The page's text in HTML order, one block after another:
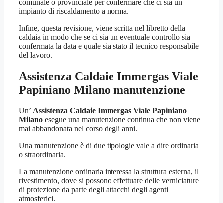
comunale o provinciale per confermare che ci sia un
impianto di riscaldamento a norma.
Infine, questa revisione, viene scritta nel libretto della
caldaia in modo che se ci sia un eventuale controllo sia
confermata la data e quale sia stato il tecnico responsabile
del lavoro.
Assistenza Caldaie Immergas Viale
Papiniano Milano manutenzione
Un’ Assistenza Caldaie Immergas Viale Papiniano
Milano esegue una manutenzione continua che non viene
mai abbandonata nel corso degli anni.
Una manutenzione è di due tipologie vale a dire ordinaria
o straordinaria.
La manutenzione ordinaria interessa la struttura esterna, il
rivestimento, dove si possono effettuare delle verniciature
di protezione da parte degli attacchi degli agenti
atmosferici.